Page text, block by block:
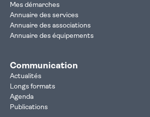
Mes démarches
Annuaire des services
Annuaire des associations
Annuaire des équipements
Communication
Actualités
Longs formats
Agenda
Publications